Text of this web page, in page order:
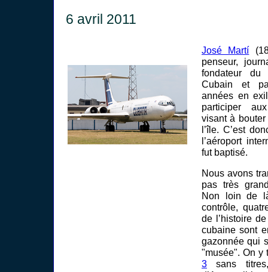
6 avril 2011
José Martí
penseur,
fondateur du
Cubain et
années en
participer
visant à
l’île. C’est
l’aéroport
fut baptisé.
Nous avons
pas très
Non loin de
contrôle,
de l’histoire
cubaine sont
gazonnée qui
"musée". On y
3 sans